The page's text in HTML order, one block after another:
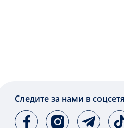
Следите за нами в